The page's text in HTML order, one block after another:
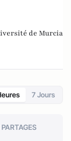
de Murcia
7 Jours